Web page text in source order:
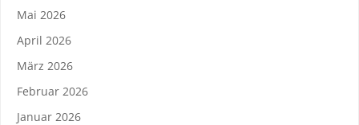
Mai 2026
April 2026
März 2026
Februar 2026
Januar 2026